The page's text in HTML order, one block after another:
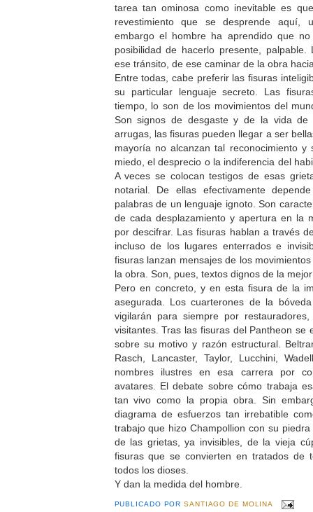
tarea tan ominosa como inevitable es
revestimiento que se desprende
embargo el hombre ha aprendido que
posibilidad de hacerlo presente,
ese tránsito, de ese caminar de la obra
Entre todas, cabe preferir las fisuras
su particular lenguaje secreto. Las
tiempo, lo son de los movimientos del
Son signos de desgaste y de la vida de
arrugas, las fisuras pueden llegar a ser
mayoría no alcanzan tal reconocimiento
miedo, el desprecio o la indiferencia del
A veces se colocan testigos de esas
notarial. De ellas efectivamente
palabras de un lenguaje ignoto. Son
de cada desplazamiento y apertura en la
por descifrar. Las fisuras hablan a través
incluso de los lugares enterrados e
fisuras lanzan mensajes de los
la obra. Son, pues, textos dignos de la
Pero en concreto, y en esta fisura de la
asegurada. Los cuarterones de la
vigilarán para siempre por
visitantes. Tras las fisuras del Pantheon se
sobre su motivo y razón estructural.
Rasch, Lancaster, Taylor, Lucchini,
nombres ilustres en esa carrera por
avatares. El debate sobre cómo trabaja
tan vivo como la propia obra. Sin
diagrama de esfuerzos tan irrebatible
trabajo que hizo Champollion con su
de las grietas, ya invisibles, de la vieja
fisuras que se convierten en tratados de
todos los dioses.
Y dan la medida del hombre.
PUBLICADO PORSANTIAGO DE MOLINA